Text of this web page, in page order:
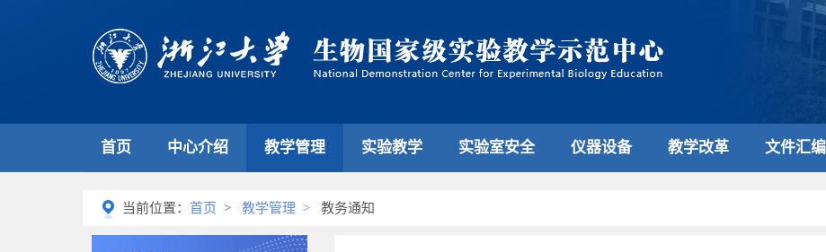
首页 中心介绍 教学管理 实验教学 实验室安全 仪器设备 教学改革 文件汇编
当前位置： 首页 > 教学管理 > 教务通知